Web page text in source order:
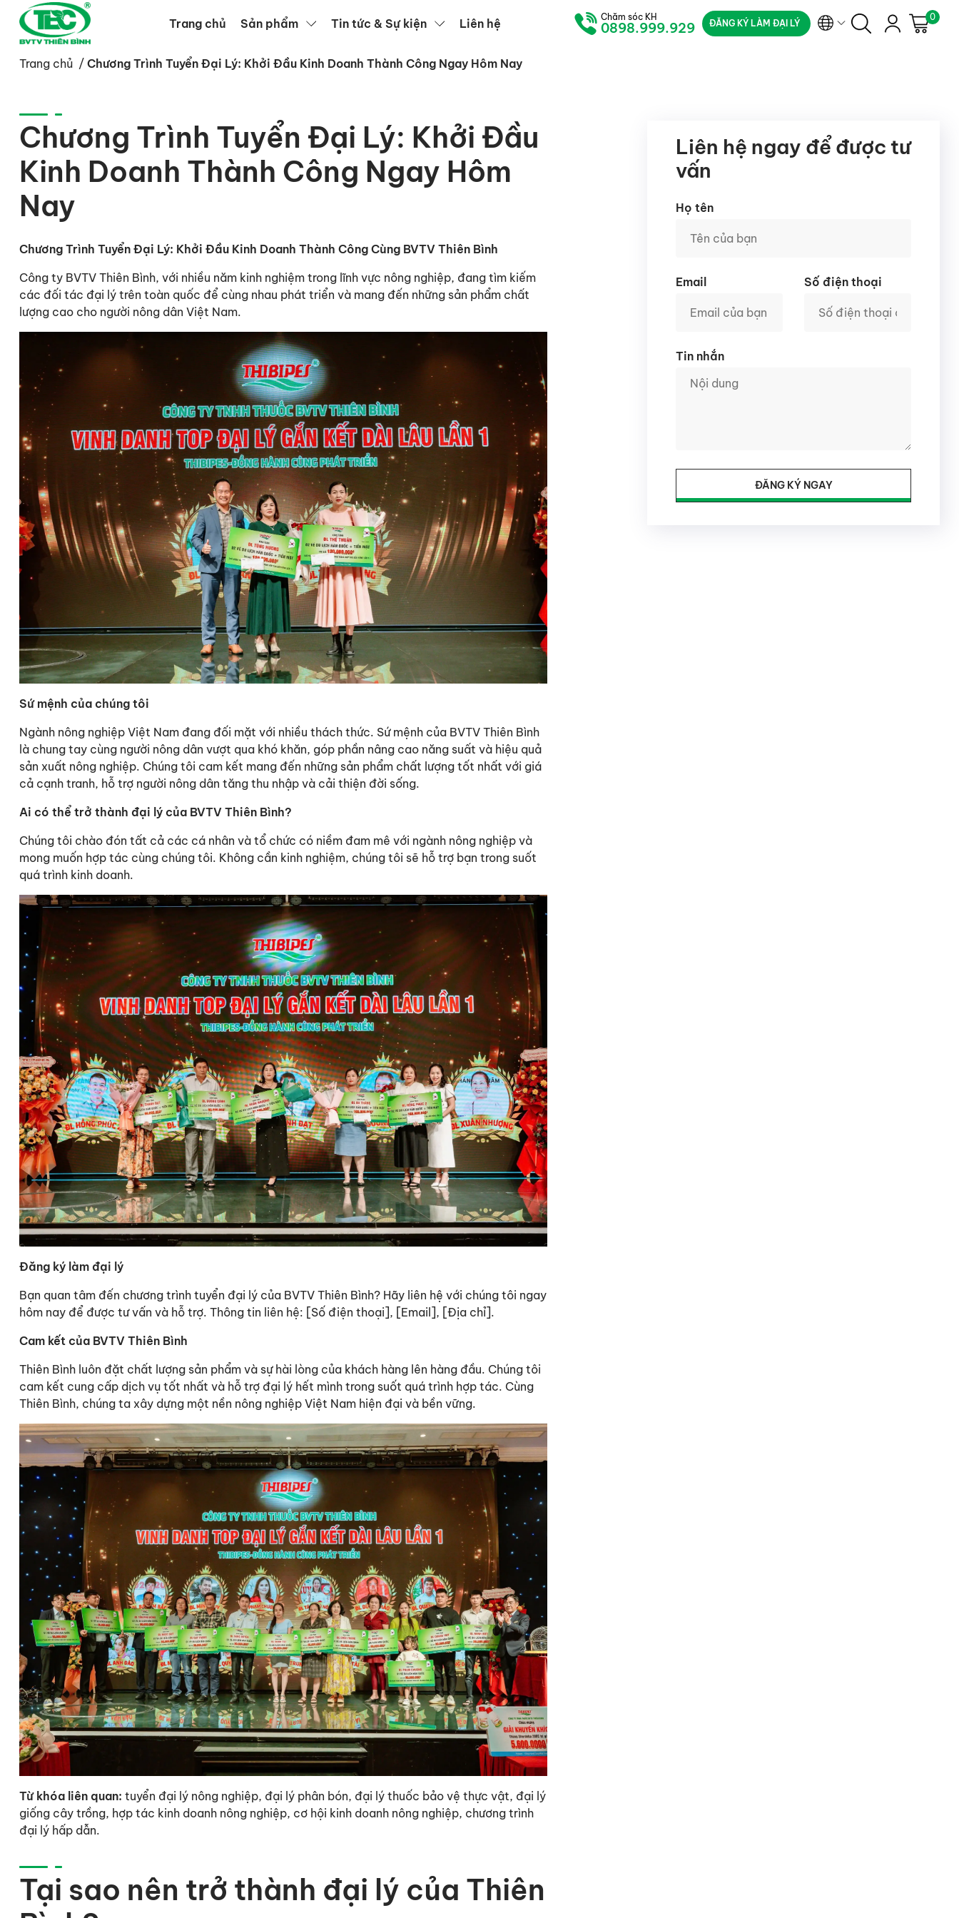
Trang chủ Sản phẩm Tin tức & Sự kiện Liên hệ Chăm sóc KH
0898.999.929 ĐĂNG KÝ LÀM ĐẠI LÝ
0
Trang chủ / Chương Trình Tuyển Đại Lý: Khởi Đầu Kinh Doanh Thành Công Ngay Hôm Nay
Chương Trình Tuyển Đại Lý: Khởi Đầu
Kinh Doanh Thành Công Ngay Hôm
Nay
Chương Trình Tuyển Đại Lý: Khởi Đầu Kinh Doanh Thành Công Cùng BVTV Thiên Bình
Công ty BVTV Thiên Bình, với nhiều năm kinh nghiệm trong lĩnh vực nông nghiệp, đang tìm kiếm
các đối tác đại lý trên toàn quốc để cùng nhau phát triển và mang đến những sản phẩm chất
lượng cao cho người nông dân Việt Nam.
Sứ mệnh của chúng tôi
Ngành nông nghiệp Việt Nam đang đối mặt với nhiều thách thức. Sứ mệnh của BVTV Thiên Bình
là chung tay cùng người nông dân vượt qua khó khăn, góp phần nâng cao năng suất và hiệu quả
sản xuất nông nghiệp. Chúng tôi cam kết mang đến những sản phẩm chất lượng tốt nhất với giá
cả cạnh tranh, hỗ trợ người nông dân tăng thu nhập và cải thiện đời sống.
Ai có thể trở thành đại lý của BVTV Thiên Bình?
Chúng tôi chào đón tất cả các cá nhân và tổ chức có niềm đam mê với ngành nông nghiệp và
mong muốn hợp tác cùng chúng tôi. Không cần kinh nghiệm, chúng tôi sẽ hỗ trợ bạn trong suốt
quá trình kinh doanh.
Đăng ký làm đại lý
Bạn quan tâm đến chương trình tuyển đại lý của BVTV Thiên Bình? Hãy liên hệ với chúng tôi ngay
hôm nay để được tư vấn và hỗ trợ. Thông tin liên hệ: [Số điện thoại], [Email], [Địa chỉ].
Cam kết của BVTV Thiên Bình
Thiên Bình luôn đặt chất lượng sản phẩm và sự hài lòng của khách hàng lên hàng đầu. Chúng tôi
cam kết cung cấp dịch vụ tốt nhất và hỗ trợ đại lý hết mình trong suốt quá trình hợp tác. Cùng
Thiên Bình, chúng ta xây dựng một nền nông nghiệp Việt Nam hiện đại và bền vững.
Từ khóa liên quan: tuyển đại lý nông nghiệp, đại lý phân bón, đại lý thuốc bảo vệ thực vật, đại lý
giống cây trồng, hợp tác kinh doanh nông nghiệp, cơ hội kinh doanh nông nghiệp, chương trình
đại lý hấp dẫn.
Tại sao nên trở thành đại lý của Thiên
Liên hệ ngay để được tư
vấn
Họ tên
Email Số điện thoại
Tin nhắn
ĐĂNG KÝ NGAY